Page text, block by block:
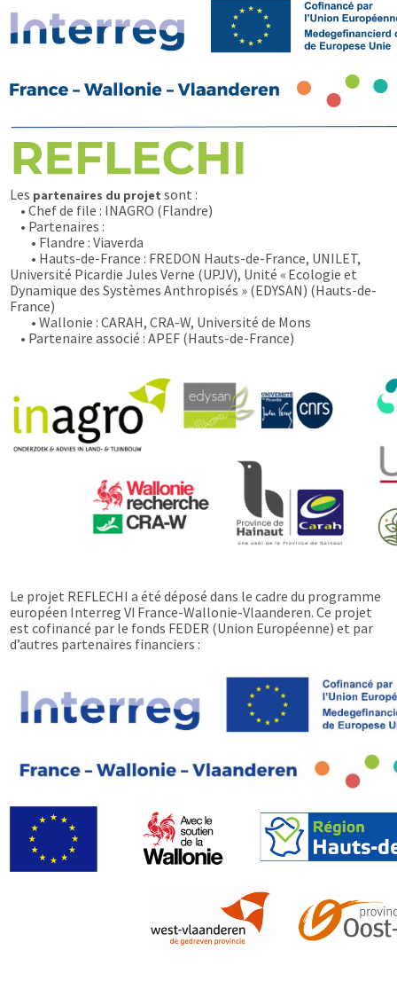
Les partenaires du projet sont :
• Chef de file : INAGRO (Flandre)
• Partenaires :
• Flandre : Viaverda
• Hauts-de-France : FREDON Hauts-de-France, UNILET,
Université Picardie Jules Verne (UPJV), Unité « Ecologie et
Dynamique des Systèmes Anthropisés » (EDYSAN) (Hauts-de-
France)
• Wallonie : CARAH, CRA-W, Université de Mons
• Partenaire associé : APEF (Hauts-de-France)
Le projet REFLECHI a été déposé dans le cadre du programme
européen Interreg VI France-Wallonie-Vlaanderen. Ce projet
est cofinancé par le fonds FEDER (Union Européenne) et par
d’autres partenaires financiers :